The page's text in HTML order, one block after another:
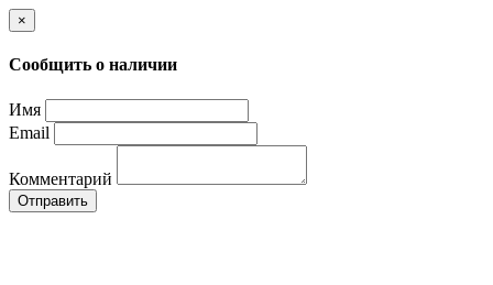
×
Сообщить о наличии
Имя
Email
Комментарий
Отправить